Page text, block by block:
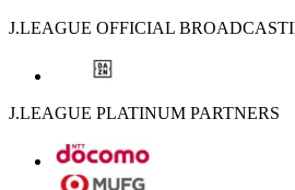
J.LEAGUE OFFICIAL
J.LEAGUE PLATINUM PARTNERS